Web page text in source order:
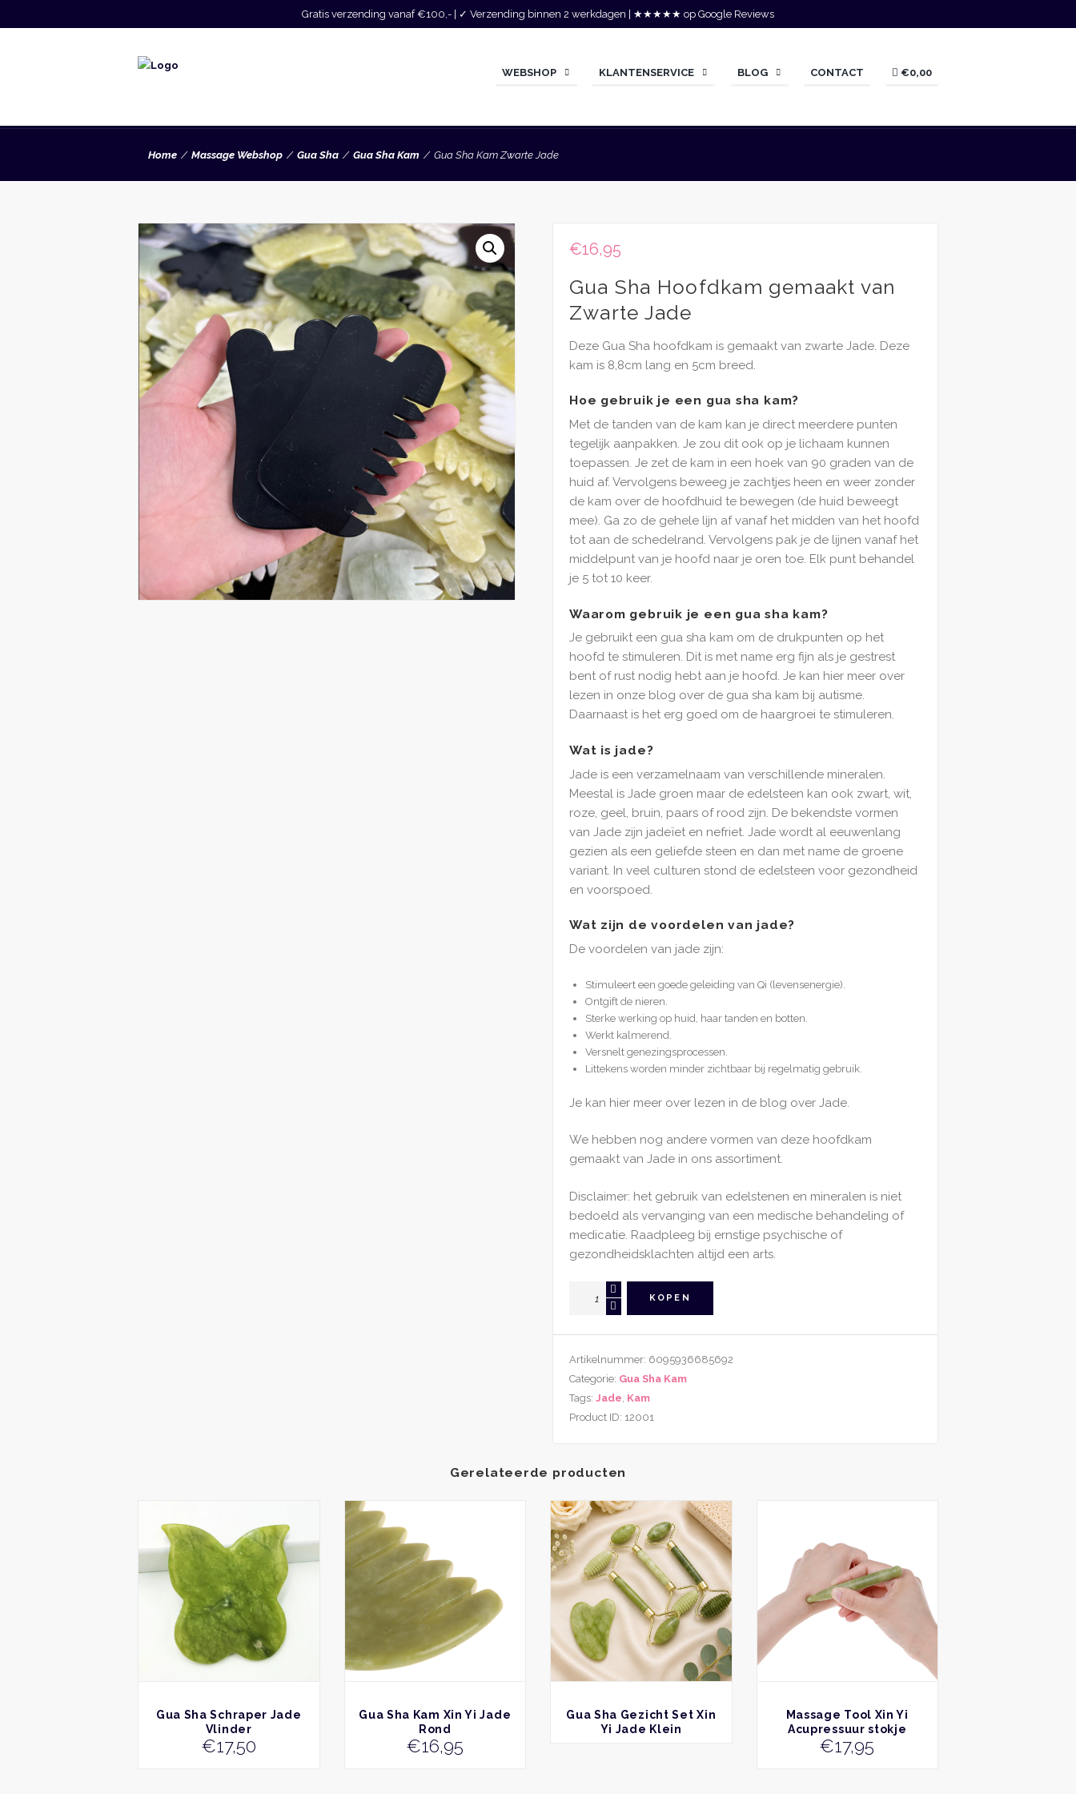
Gratis verzending vanaf €100,- | ✓ Verzending binnen 2 werkdagen | ★★★★★ op Google Reviews
WEBSHOP KLANTENSERVICE BLOG CONTACT €0,00
Home Massage Webshop Gua Sha Gua Sha Kam Gua Sha Kam Zwarte Jade
€16,95
Gua Sha Hoofdkam gemaakt van
Zwarte Jade
Deze Gua Sha hoofdkam is gemaakt van zwarte Jade. Deze
kam is 8,8cm lang en 5cm breed.
Hoe gebruik je een gua sha kam?
Met de tanden van de kam kan je direct meerdere punten
tegelijk aanpakken. Je zou dit ook op je lichaam kunnen
toepassen. Je zet de kam in een hoek van 90 graden van de
huid af. Vervolgens beweeg je zachtjes heen en weer zonder
de kam over de hoofdhuid te bewegen (de huid beweegt
mee). Ga zo de gehele lijn af vanaf het midden van het hoofd
tot aan de schedelrand. Vervolgens pak je de lijnen vanaf het
middelpunt van je hoofd naar je oren toe. Elk punt behandel
je 5 tot 10 keer.
Waarom gebruik je een gua sha kam?
Je gebruikt een gua sha kam om de drukpunten op het
hoofd te stimuleren. Dit is met name erg fijn als je gestrest
bent of rust nodig hebt aan je hoofd. Je kan hier meer over
lezen in onze blog over de gua sha kam bij autisme.
Daarnaast is het erg goed om de haargroei te stimuleren.
Wat is jade?
Jade is een verzamelnaam van verschillende mineralen.
Meestal is Jade groen maar de edelsteen kan ook zwart, wit,
roze, geel, bruin, paars of rood zijn. De bekendste vormen
van Jade zijn jadeïet en nefriet. Jade wordt al eeuwenlang
gezien als een geliefde steen en dan met name de groene
variant. In veel culturen stond de edelsteen voor gezondheid
en voorspoed.
Wat zijn de voordelen van jade?
De voordelen van jade zijn:
Stimuleert een goede geleiding van Qi (levensenergie).
Ontgift de nieren.
Sterke werking op huid, haar tanden en botten.
Werkt kalmerend.
Versnelt genezingsprocessen.
Littekens worden minder zichtbaar bij regelmatig gebruik.
Je kan hier meer over lezen in de blog over Jade.
We hebben nog andere vormen van deze hoofdkam
gemaakt van Jade in ons assortiment.
Disclaimer: het gebruik van edelstenen en mineralen is niet
bedoeld als vervanging van een medische behandeling of
medicatie. Raadpleeg bij ernstige psychische of
gezondheidsklachten altijd een arts.
Jade
aantal
KOPEN
Artikelnummer: 6095936685692
Categorie: Gua Sha Kam
Tags: Jade, Kam
Product ID: 12001
Gerelateerde producten
BEKIJK
Gua Sha Schraper Jade
Vlinder
€17,50
BEKIJK
Gua Sha Kam Xin Yi Jade
Rond
€16,95
BEKIJK
Gua Sha Gezicht Set Xin
Yi Jade Klein
BEKIJK
Massage Tool Xin Yi
Acupressuur stokje
€17,95